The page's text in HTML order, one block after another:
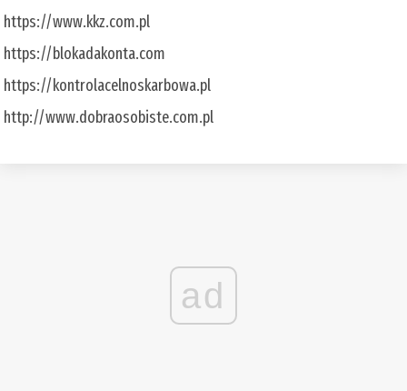
https://www.kkz.com.pl
https://blokadakonta.com
https://kontrolacelnoskarbowa.pl
http://www.dobraosobiste.com.pl
ad